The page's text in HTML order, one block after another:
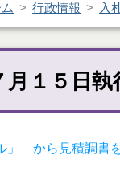
行政情報 入
月１５日
」 から見積調書